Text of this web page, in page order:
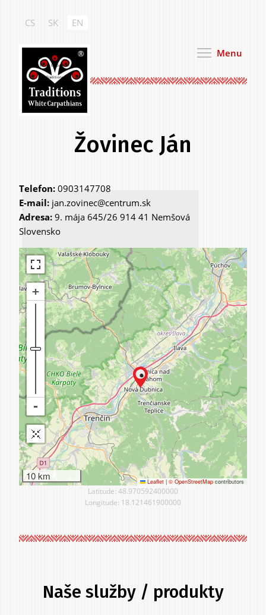
content
White Carpathian
Traditions
Menu
CS SK EN
Žovinec Ján
Primary
tabs
.
Telefon: 0903147708
E-mail: jan.zovinec@centrum.sk
Adresa: 9. mája 645/26 914 41 Nemšová
Slovensko
10 km Leaflet | © OpenStreetMap contributors
Latitude: 48.970592400000
Longitude: 18.121461900000
Naše služby / produkty